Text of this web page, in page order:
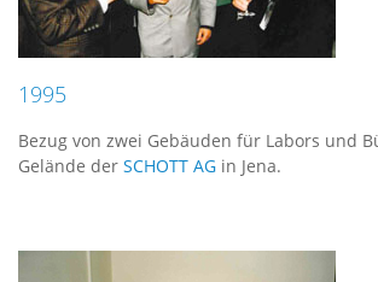
1995
Bezug von zwei Gebäuden für Labors und
Gelände der SCHOTT AG in Jena.